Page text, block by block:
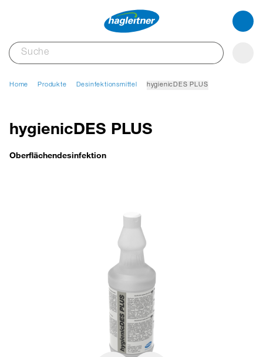
Home Produkte Desinfektionsmittel hygienicDES PLUS
hygienicDES PLUS
Oberflächendesinfektion